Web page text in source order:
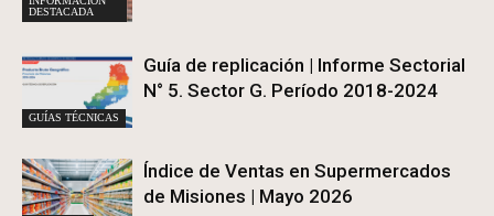
DESTACADA
GUÍAS TÉCNICAS
Guía de replicación | Informe Sectorial
N° 5. Sector G. Período 2018-2024
Índice de Ventas en Supermercados
de Misiones | Mayo 2026